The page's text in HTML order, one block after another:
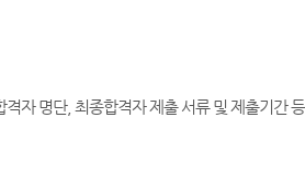
자 명단, 최종합격자 제출 서류 및 제출기간